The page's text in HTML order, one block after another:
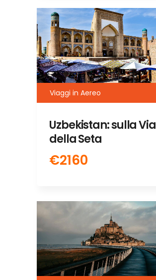
Viaggi in Aereo
Uzbekistan: sulla Via
della Seta
€2160